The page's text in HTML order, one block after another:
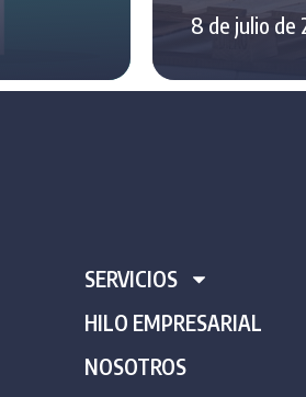
8 de julio de
SERVICIOS
HILO EMPRESARIAL
NOSOTROS